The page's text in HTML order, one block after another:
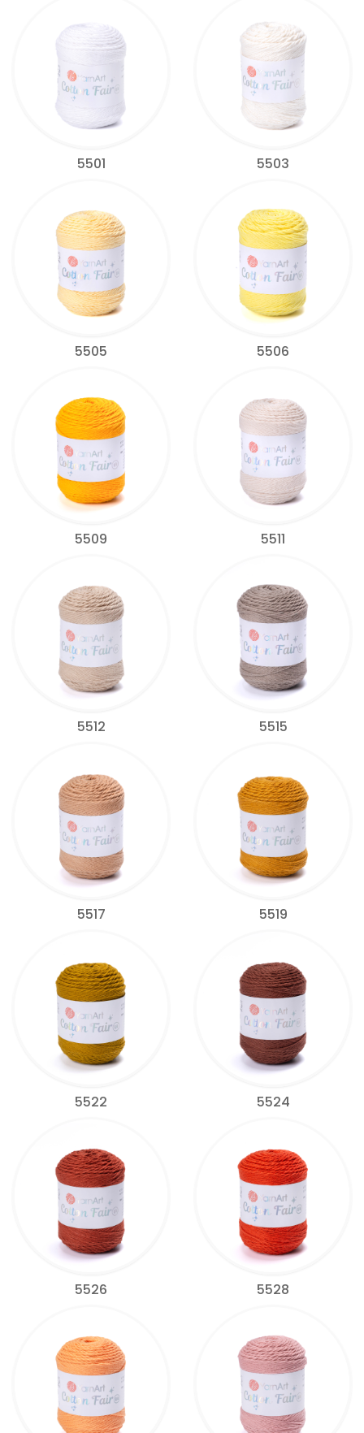
5501 5503
5505 5506
5509 5511
5512 5515
5517 5519
5522 5524
5526 5528